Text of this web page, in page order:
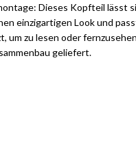
Dieses Kopfteil lässt
einzigartigen Look und
zu lesen oder
geliefert.